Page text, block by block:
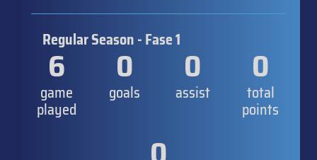
Regular Season - Fase 1
6
game
played
0
goals
0
assist
0
total
points